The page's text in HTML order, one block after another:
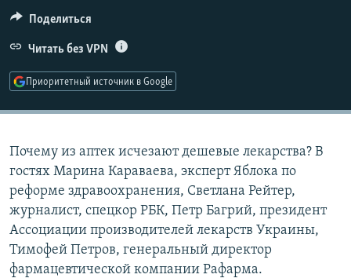
Поделиться
Читать без VPN
Приоритетный источник в Google
Почему из аптек исчезают дешевые лекарства? В
гостях Марина Караваева, эксперт Яблока пo
реформе здравоохранения, Cветлана Рейтер,
журналист, спецкор РБК, Петр Багрий, президент
Ассоциации производителей лекарств Украины,
Тимофей Петров, генеральный директор
фармацевтической компании Рафарма.